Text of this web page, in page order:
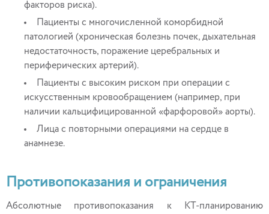
факторов риска).
Пациенты с многочисленной коморбидной
патологией (хроническая болезнь почек, дыхательная
недостаточность, поражение церебральных и
периферических артерий).
Пациенты с высоким риском при операции с
искусственным кровообращением (например, при
наличии кальцифицированной «фарфоровой» аорты).
Лица с повторными операциями на сердце в
анамнезе.
Противопоказания и ограничения
Абсолютные противопоказания к КТ-планированию